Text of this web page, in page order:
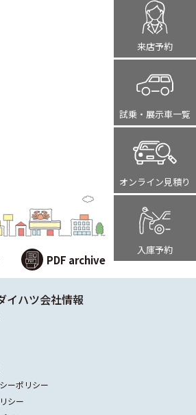
来店予約
試乗・展示車一覧
オンライン見積り
入庫予約
PDF archive
イハツ会社情報
ーポリシー
シー